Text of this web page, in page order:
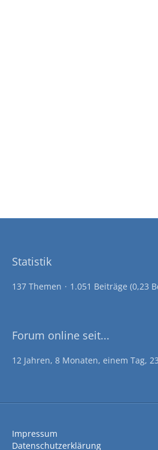
Statistik
137 Themen 1.051 Beiträge (0,23
Forum online seit...
12 Jahren, 8 Monaten, einem Tag,
Impressum
Datenschutzerklärung